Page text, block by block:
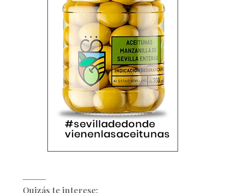
Quizás te interese: